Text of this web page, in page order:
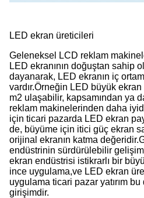
LED ekran üreticileri
Geleneksel LCD reklam
LED ekranının doğuştan sahip
dayanarak, LED ekranın iç
vardır.Örneğin LED büyük
m2 ulaşabilir, kapsamından ya
reklam makinelerinden daha
için ticari pazarda LED ekran
de, büyüme için itici güç ekran
orijinal ekranın katma
endüstrinin sürdürülebilir
ekran endüstrisi istikrarlı bir
ince uygulama,ve LED ekran
uygulama ticari pazar yatırım
girişimdir.